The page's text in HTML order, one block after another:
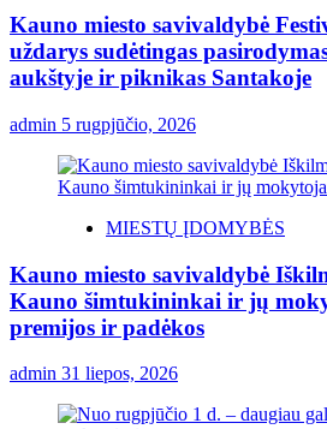
Kauno miesto savivaldybė
uždarys sudėtingas
aukštyje ir piknikas Santakoje
admin 5 rugpjūčio, 2026
MIESTŲ ĮDOMYBĖS
Kauno miesto savivaldybė
Kauno šimtukininkai ir jų
premijos ir padėkos
admin 31 liepos, 2026